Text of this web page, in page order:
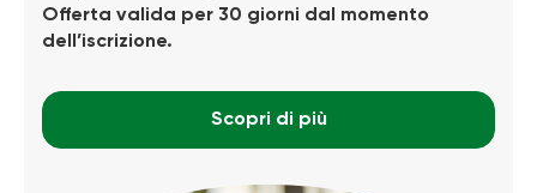
Offerta valida per 30 giorni dal momento
dell’iscrizione.
Scopri di più